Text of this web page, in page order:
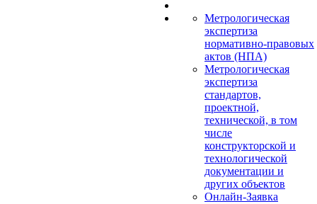
Метрологическая
экспертиза
нормативно-правовых
актов (НПА)
Метрологическая
экспертиза
стандартов,
проектной,
технической, в том
числе
конструкторской и
технологической
документации и
других объектов
Онлайн-Заявка